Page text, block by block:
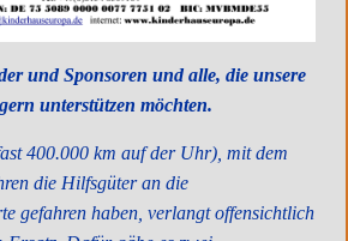
und Sponsoren und alle, die unsere
unterstützen möchten.
400.000 km auf der Uhr), mit dem
die Hilfsgüter an die
gefahren haben, verlangt offensichtlich
und mehr für Rastenburg
gut erhaltene Küchen. So hatten